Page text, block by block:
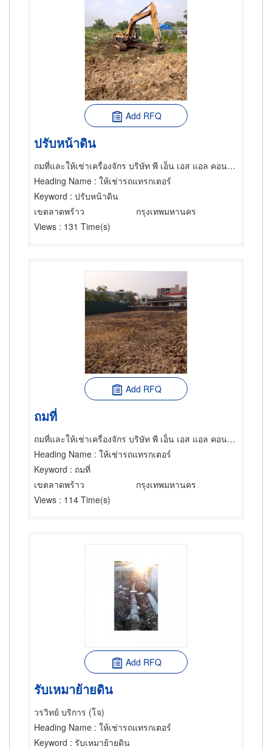
Add RFQ
ปรับหน้าดิน
ถมที่และให้เช่าเครื่องจักร บริษัท พี เอ็น เอส แอล คอนสตรัคชั่น จำกัด
Heading Name : ให้เช่ารถแทรกเตอร์
Keyword : ปรับหน้าดิน
เขตลาดพร้าว
กรุงเทพมหานคร
Views : 131 Time(s)
Add RFQ
ถมที่
ถมที่และให้เช่าเครื่องจักร บริษัท พี เอ็น เอส แอล คอนสตรัคชั่น จำกัด
Heading Name : ให้เช่ารถแทรกเตอร์
Keyword : ถมที่
เขตลาดพร้าว
กรุงเทพมหานคร
Views : 114 Time(s)
Add RFQ
รับเหมาย้ายดิน
วรวิทย์ บริการ (โจ)
Heading Name : ให้เช่ารถแทรกเตอร์
Keyword : รับเหมาย้ายดิน